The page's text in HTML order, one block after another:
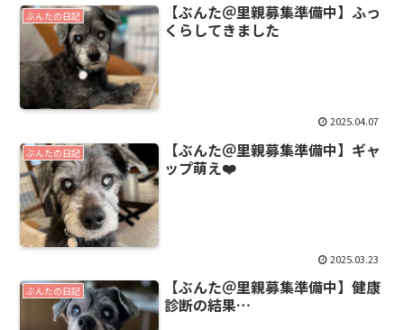
ぶんたの日記
【ぶんた＠里親募集準備中】ふっ
くらしてきました
2025.04.07
ぶんたの日記
【ぶんた＠里親募集準備中】ギャ
ップ萌え❤️
2025.03.23
ぶんたの日記
【ぶんた＠里親募集準備中】健康
診断の結果…